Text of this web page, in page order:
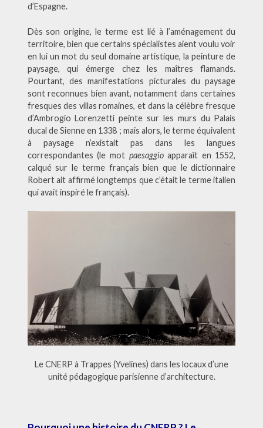
d’Espagne.
Dès son origine, le terme est lié à l’aménagement du
territoire, bien que certains spécialistes aient voulu voir
en lui un mot du seul domaine artistique, la peinture de
paysage, qui émerge chez les maîtres flamands.
Pourtant, des manifestations picturales du paysage
sont reconnues bien avant, notamment dans certaines
fresques des villas romaines, et dans la célèbre fresque
d’Ambrogio Lorenzetti peinte sur les murs du Palais
ducal de Sienne en 1338 ; mais alors, le terme équivalent
à paysage n’existait pas dans les langues
correspondantes (le mot paesaggioapparaît en 1552,
calqué sur le terme français bien que le dictionnaire
Robert ait affirmé longtemps que c’était le terme italien
qui avait inspiré le français).
Le CNERP à Trappes (Yvelines) dans les locaux d’une
unité pédagogique parisienne d’architecture.